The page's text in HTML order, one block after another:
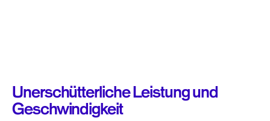
Unerschütterliche Leistung und
Geschwindigkeit